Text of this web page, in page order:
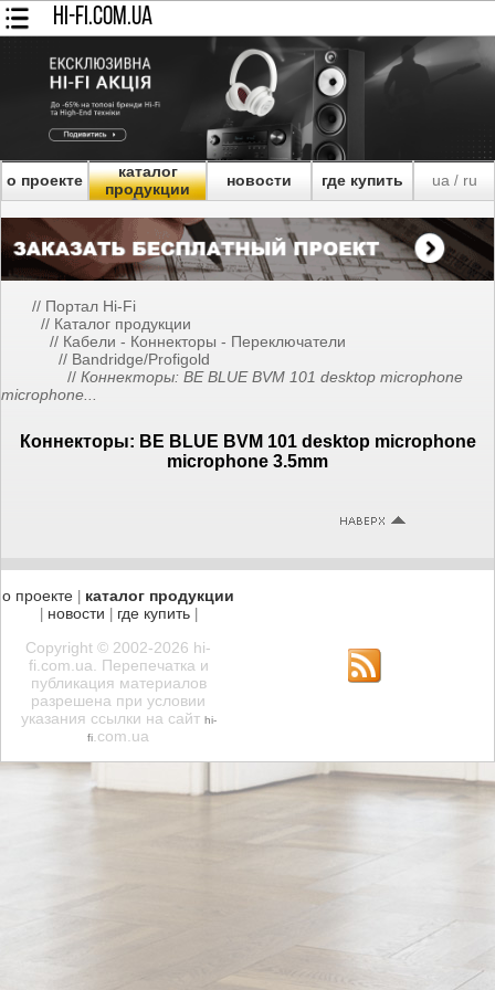
HI-FI.COM.UA
о проекте
каталог
продукции
новости где купить ua/ ru
// Портал Hi-Fi
// Каталог продукции
// Кабели - Коннекторы - Переключатели
// Bandridge/Profigold
// Коннекторы: BE BLUE BVM 101 desktop microphone
microphone...
Коннекторы: BE BLUE BVM 101 desktop microphone
microphone 3.5mm
о проекте каталог продукции
новости где купить|
Copyright © 2002-2026 hi-
fi.com.ua. Перепечатка и
публикация материалов
разрешена при условии
указания ссылки на сайт hi-
fi .com.ua